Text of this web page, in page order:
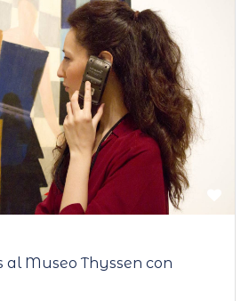
al Museo Thyssen con